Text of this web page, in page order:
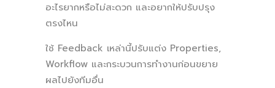
อะไรยากหรือไม่สะดวก และอยากให้ปรับปรุง
ตรงไหน
ใช้ Feedback เหล่านี้ปรับแต่ง Properties,
Workflow และกระบวนการทำงานก่อนขยาย
ผลไปยังทีมอื่น